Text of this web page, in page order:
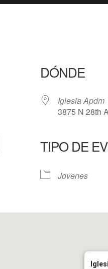
DÓNDE
Iglesia Apdm
3875 N 28th
TIPO DE
Jovenes